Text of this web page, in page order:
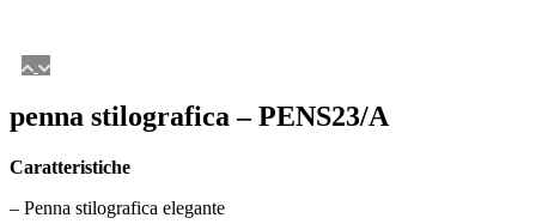
penna stilografica – PENS23/A
Caratteristiche
– Penna stilografica elegante